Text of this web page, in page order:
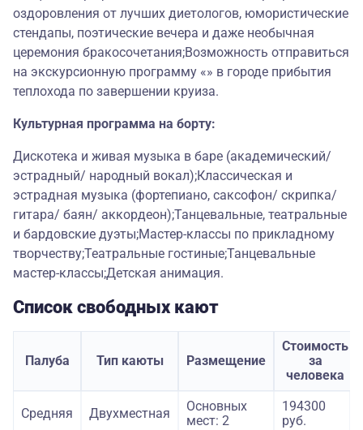
оздоровления от лучших диетологов, юмористические
стендапы, поэтические вечера и даже необычная
церемония бракосочетания;Возможность отправиться
на экскурсионную программу «» в городе прибытия
теплохода по завершении круиза.
Культурная программа на борту:
Дискотека и живая музыка в баре (академический/
эстрадный/ народный вокал);Классическая и
эстрадная музыка (фортепиано, саксофон/ скрипка/
гитара/ баян/ аккордеон);Танцевальные, театральные
и бардовские дуэты;Мастер-классы по прикладному
творчеству;Театральные гостиные;Танцевальные
мастер-классы;Детская анимация.
Список свободных кают
Палуба Тип каюты Размещение
Стоимость
за
человека
Средняя Двухместная
Основных
мест: 2
194300
руб.